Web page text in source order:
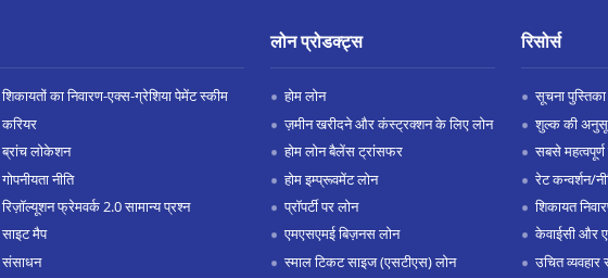
शिकायतों का निवारण-एक्स-ग्रेशिया पेमेंट स्कीम
करियर
ब्रांच लोकेशन
गोपनीयता नीति
रिज़ॉल्यूशन फ्रेमवर्क 2.0 सामान्य प्रश्न
साइट मैप
संसाधन
लोन प्रोडक्ट्स
होम लोन
ज़मीन खरीदने और कंस्ट्रक्शन के लिए लोन
होम लोन बैलेंस ट्रांसफर
होम इम्प्रूवमेंट लोन
प्रॉपर्टी पर लोन
एमएसएमई बिज़नस लोन
स्माल टिकट साइज (एसटीएस) लोन
रिसोर्स
सूचना पुस्तिका
शुल्क की
सबसे महत्वपूर्ण
रेट कन्वर्शन/
शिकायत
केवाईसी और
उचित व्यवहार